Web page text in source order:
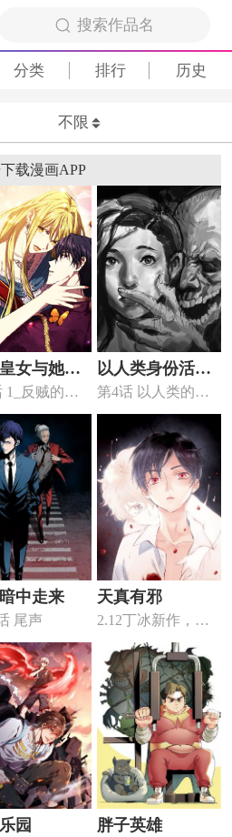
搜索作品名
分类 排行 历史
不限
载漫画APP
女与她的
1_反贼的主
以人类身份活下
去
第4话 以人类的身
份活下去
中走来
尾声
天真有邪
2.12丁冰新作，浪
漫来袭！
园 胖子英雄